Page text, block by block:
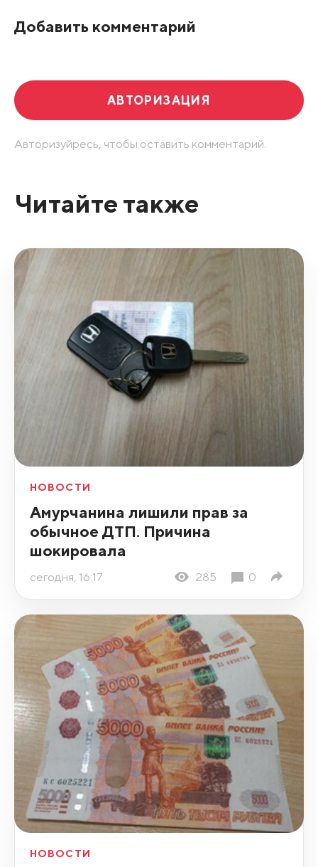
Добавить комментарий
АВТОРИЗАЦИЯ
Авторизуйресь, чтобы оставить комментарий.
Читайте также
НОВОСТИ
Амурчанина лишили прав за
обычное ДТП. Причина
шокировала
сегодня, 16:17 285 0
НОВОСТИ